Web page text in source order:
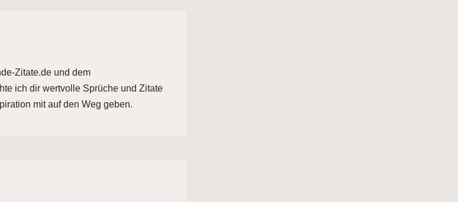
Zitate.de und dem
ich dir wertvolle Sprüche und Zitate
mit auf den Weg geben.